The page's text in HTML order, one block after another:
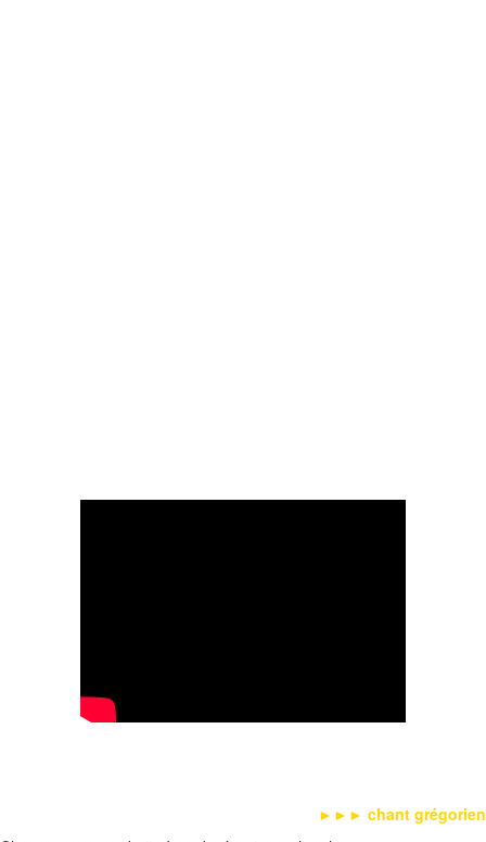
►►► chant grégorien